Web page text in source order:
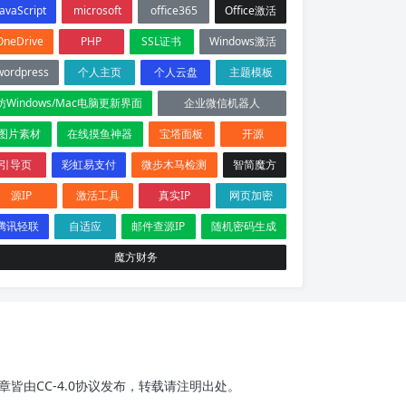
microsoft office365
Office激活
PHP SSL证书
Windows激活
个人主页 个人云盘
主题模板
Windows/Mac电脑更新界面
企业微信机器人
片素材
在线摸鱼神器 宝塔面板
开源
引导页
彩虹易支付 微步木马检测
智简魔方
源IP
激活工具 真实IP
网页加密
讯轻联
自适应 邮件查源IP
随机密码生成
魔方财务
由CC-4.0协议发布，转载请注明出处。